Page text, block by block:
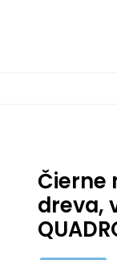
Čierne
dreva,